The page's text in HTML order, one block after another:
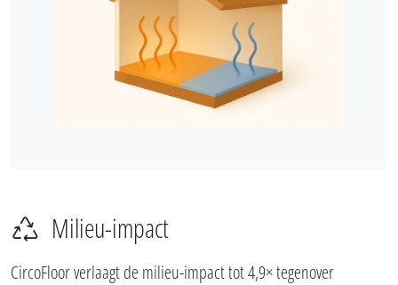
Milieu-impact
CircoFloor verlaagt de milieu-impact tot 4,9× tegenover